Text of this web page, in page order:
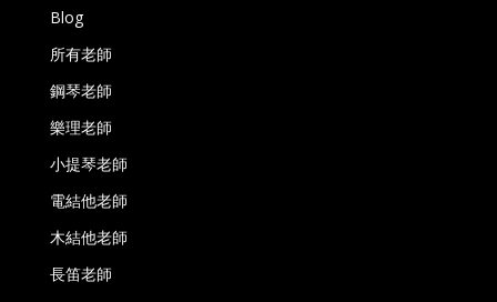
Blog
所有老師
鋼琴老師
樂理老師
小提琴老師
電結他老師
木結他老師
長笛老師